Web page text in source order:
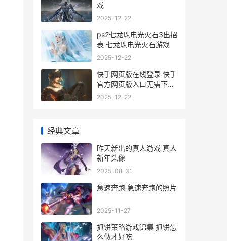
戏
2025-12-22
ps2七龙珠电光火石3出招
表 七龙珠电光火石游戏
2025-12-22
快手网页版在线登录 快手
官方网页版入口无需下载
安装
2025-12-22
经典文章
昨天新出的真人游戏 真人
新年头像
2025-08-31
急速奔跑 急速奔跑的照片
2025-11-27
抓饼策略游戏锦集 抓饼怎
么做才好吃